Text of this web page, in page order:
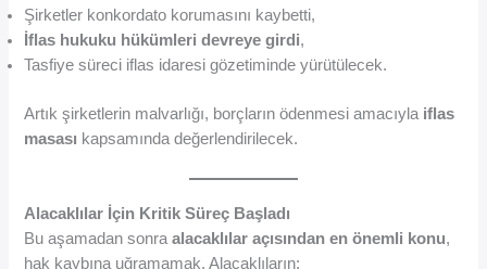
Şirketler konkordato korumasını kaybetti,
İflas hukuku hükümleri devreye girdi,
Tasfiye süreci iflas idaresi gözetiminde yürütülecek.
Artık şirketlerin malvarlığı, borçların ödenmesi amacıyla iflas
masası kapsamında değerlendirilecek.
Alacaklılar İçin Kritik Süreç Başladı
Bu aşamadan sonraalacaklılar açısından en önemli konu,
hak kaybına uğramamak. Alacaklıların;